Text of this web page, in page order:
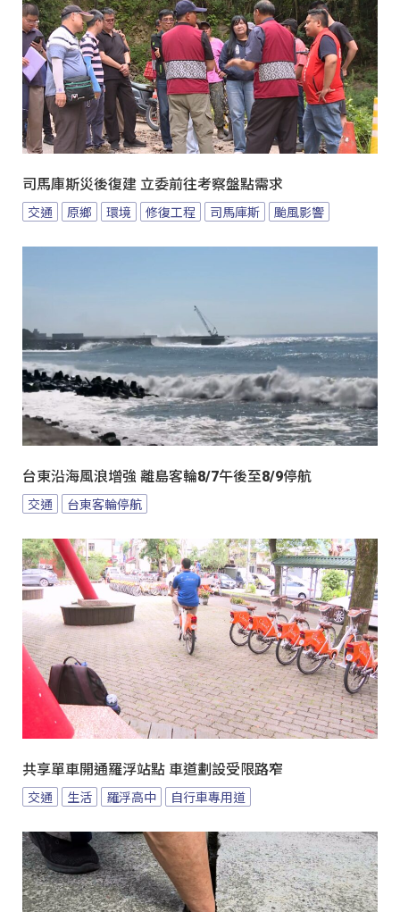
司馬庫斯災後復建 立委前往考察盤點需求
交通 原鄉 環境 修復工程 司馬庫斯 颱風影響
台東沿海風浪增強 離島客輪8/7午後至8/9停航
交通 台東客輪停航
共享單車開通羅浮站點 車道劃設受限路窄
交通 生活 羅浮高中 自行車專用道